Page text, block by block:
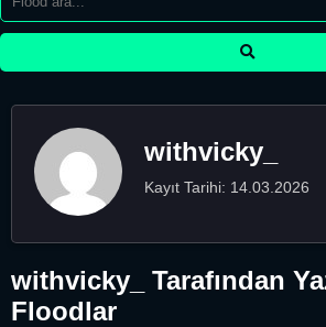
withvicky_
Kayıt Tarihi: 14.03.2026
withvicky_ Tarafından
Floodlar